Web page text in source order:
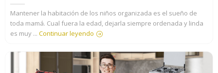
Mantener la habitación de los niños organizada es el sueño de
toda mamá. Cual fuera la edad, dejarla siempre ordenada y linda
es muy ... Continuar leyendo